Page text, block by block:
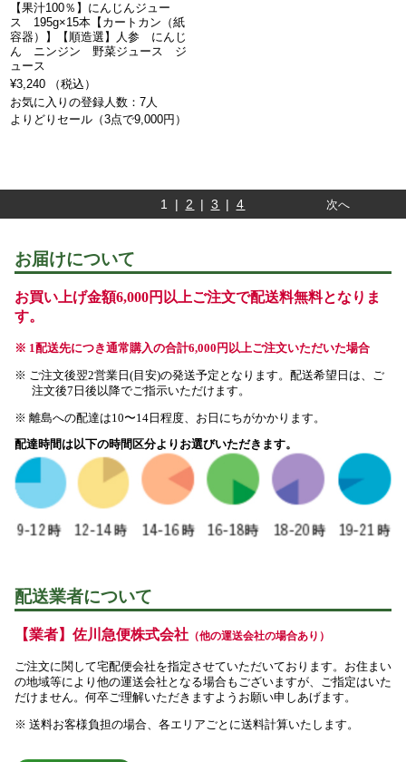
【果汁100％】にんじんジュー
ス 195g×15本【カートカン（紙
容器）】【順造選】人参 にんじ
ん ニンジン 野菜ジュース ジ
ュース
¥3,240 （税込）
お気に入りの登録人数：7人
よりどりセール（3点で9,000円）
1 | 2 | 3 | 4 次へ